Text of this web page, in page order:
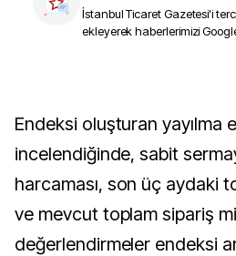
İstanbul Ticaret Gazetesi'i
ekleyerek haberlerimizi
Endeksi oluşturan yayılma endeksleri
incelendiğinde, sabit
harcaması, son üç aydaki
ve mevcut toplam sipariş
değerlendirmeler endeksi